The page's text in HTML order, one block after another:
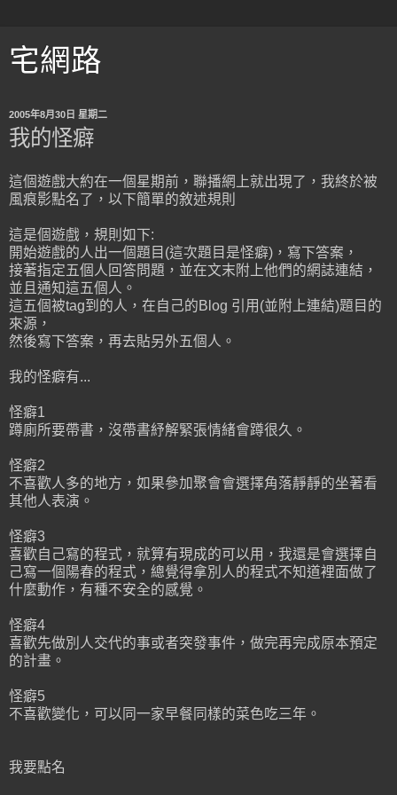
宅網路
2005年8月30日 星期二
我的怪癖
這個遊戲大約在一個星期前，聯播網上就出現了，我終於被
風痕影點名了，以下簡單的敘述規則
這是個遊戲，規則如下:
開始遊戲的人出一個題目(這次題目是怪癖)，寫下答案，
接著指定五個人回答問題，並在文末附上他們的網誌連結，
並且通知這五個人。
這五個被tag到的人，在自己的Blog 引用(並附上連結)題目的
來源，
然後寫下答案，再去貼另外五個人。
我的怪癖有...
怪癖1
蹲廁所要帶書，沒帶書紓解緊張情緒會蹲很久。
怪癖2
不喜歡人多的地方，如果參加聚會會選擇角落靜靜的坐著看
其他人表演。
怪癖3
喜歡自己寫的程式，就算有現成的可以用，我還是會選擇自
己寫一個陽春的程式，總覺得拿別人的程式不知道裡面做了
什麼動作，有種不安全的感覺。
怪癖4
喜歡先做別人交代的事或者突發事件，做完再完成原本預定
的計畫。
怪癖5
不喜歡變化，可以同一家早餐同樣的菜色吃三年。
我要點名